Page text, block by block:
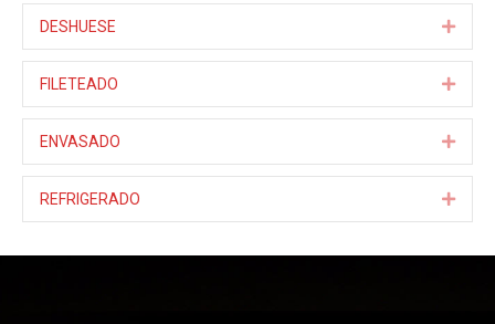
DESHUESE
FILETEADO
ENVASADO
REFRIGERADO